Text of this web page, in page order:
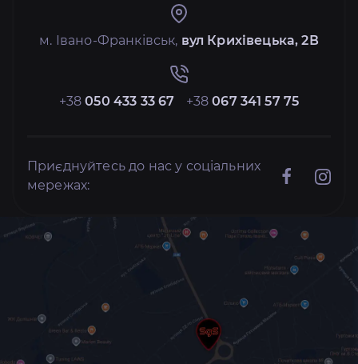
м. Івано-Франківськ, вул Крихівецька, 2В
+38050 433 33 67 +38067 341 57 75
Приєднуйтесь до нас у соціальних
мережах: